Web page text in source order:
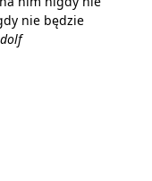
nie będzie